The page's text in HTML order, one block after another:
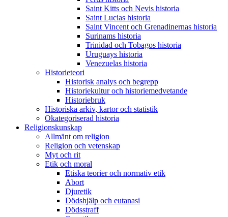
Saint Kitts och Nevis historia
Saint Lucias historia
Saint Vincent och Grenadinernas historia
Surinams historia
Trinidad och Tobagos historia
Uruguays historia
Venezuelas historia
Historieteori
Historisk analys och begrepp
Historiekultur och historiemedvetande
Historiebruk
Historiska arkiv, kartor och statistik
Okategoriserad historia
Religionskunskap
Allmänt om religion
Religion och vetenskap
Myt och rit
Etik och moral
Etiska teorier och normativ etik
Abort
Djuretik
Dödshjälp och eutanasi
Dödsstraff